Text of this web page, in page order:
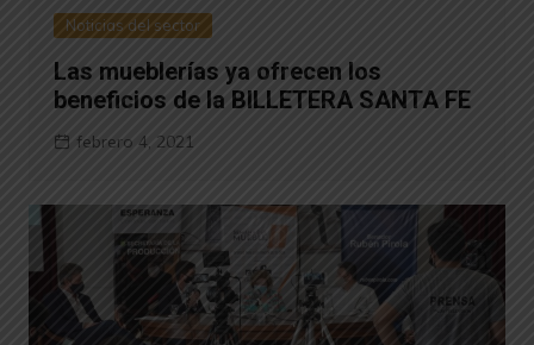
Noticias del sector
Las mueblerías ya ofrecen los
beneficios de la BILLETERA SANTA FE
febrero 4, 2021